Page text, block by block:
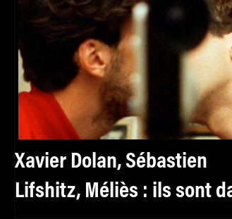
Xavier Dolan, Sébastien
Lifshitz, Méliès : ils sont